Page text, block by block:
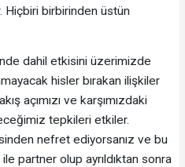
Hiçbiri birbirinden üstün
dahil etkisini üzerimizde
hisler bırakan ilişkiler
açımızı ve karşımızdaki
tepkileri etkiler.
nefret ediyorsanız ve bu
partner olup ayrıldıktan sonra